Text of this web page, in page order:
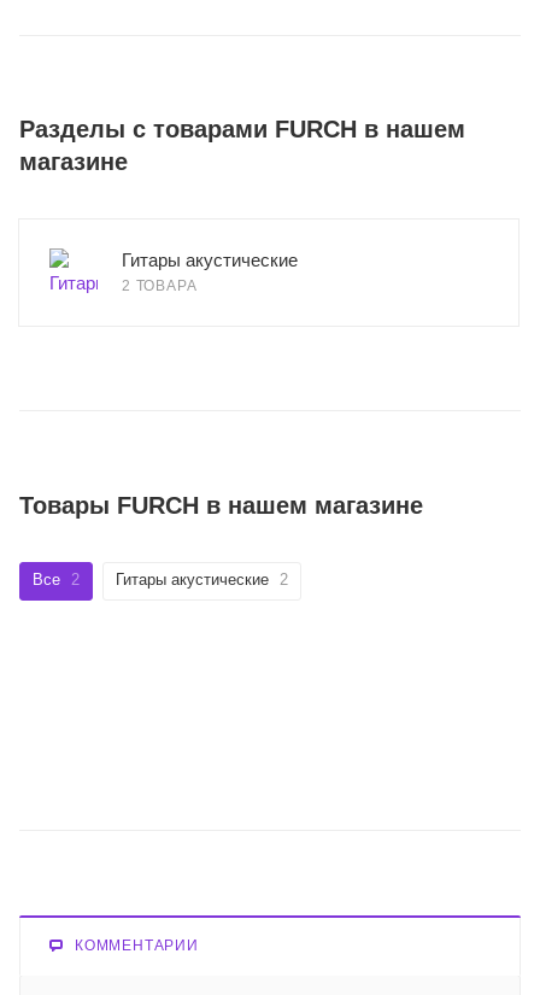
Разделы с товарами FURCH в нашем
магазине
Гитары акустические
2 ТОВАРА
Товары FURCH в нашем магазине
Все 2 Гитары акустические 2
КОММЕНТАРИИ